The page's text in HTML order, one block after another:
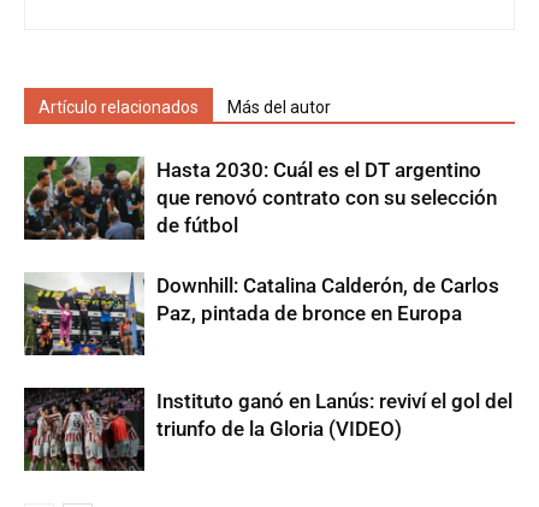
Artículo relacionados Más del autor
Hasta 2030: Cuál es el DT argentino
que renovó contrato con su selección
de fútbol
Downhill: Catalina Calderón, de Carlos
Paz, pintada de bronce en Europa
Instituto ganó en Lanús: reviví el gol del
triunfo de la Gloria (VIDEO)